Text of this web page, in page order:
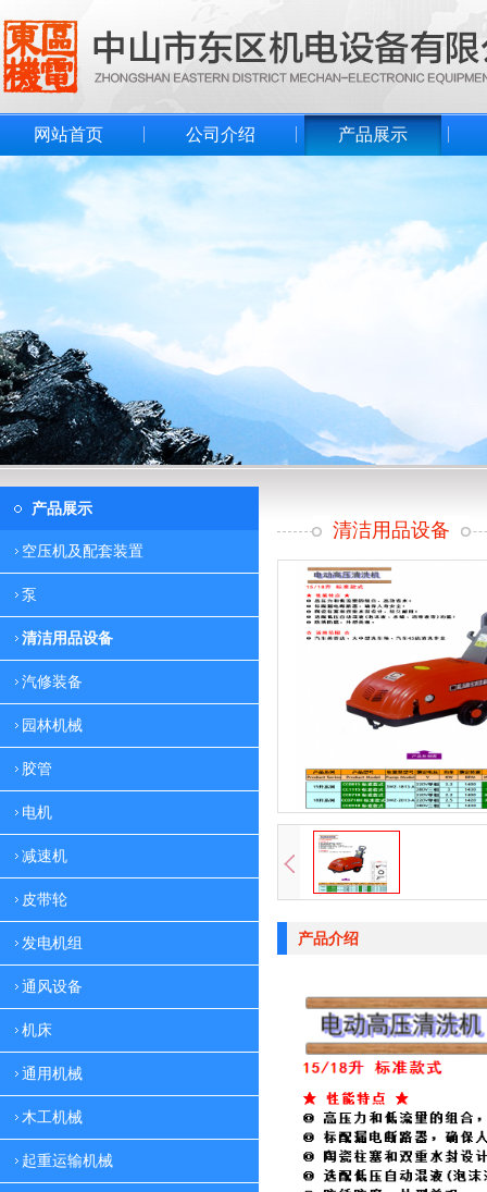
网站首页 公司介绍 产品展示
产品展示
空压机及配套装置
泵
清洁用品设备
汽修装备
园林机械
胶管
电机
减速机
皮带轮
发电机组
通风设备
机床
通用机械
木工机械
起重运输机械
清洁用品设备
产品介绍